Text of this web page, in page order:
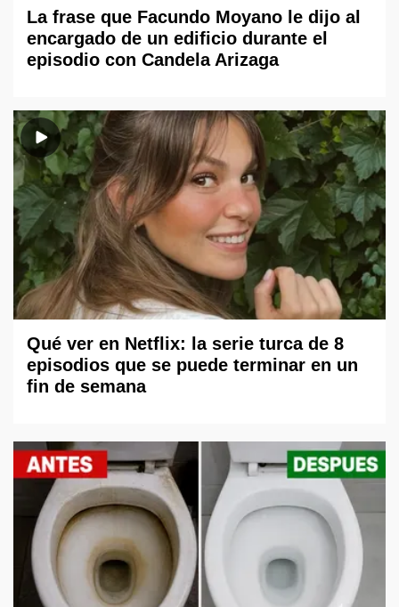
La frase que Facundo Moyano le dijo al
encargado de un edificio durante el
episodio con Candela Arizaga
Qué ver en Netflix: la serie turca de 8
episodios que se puede terminar en un
fin de semana